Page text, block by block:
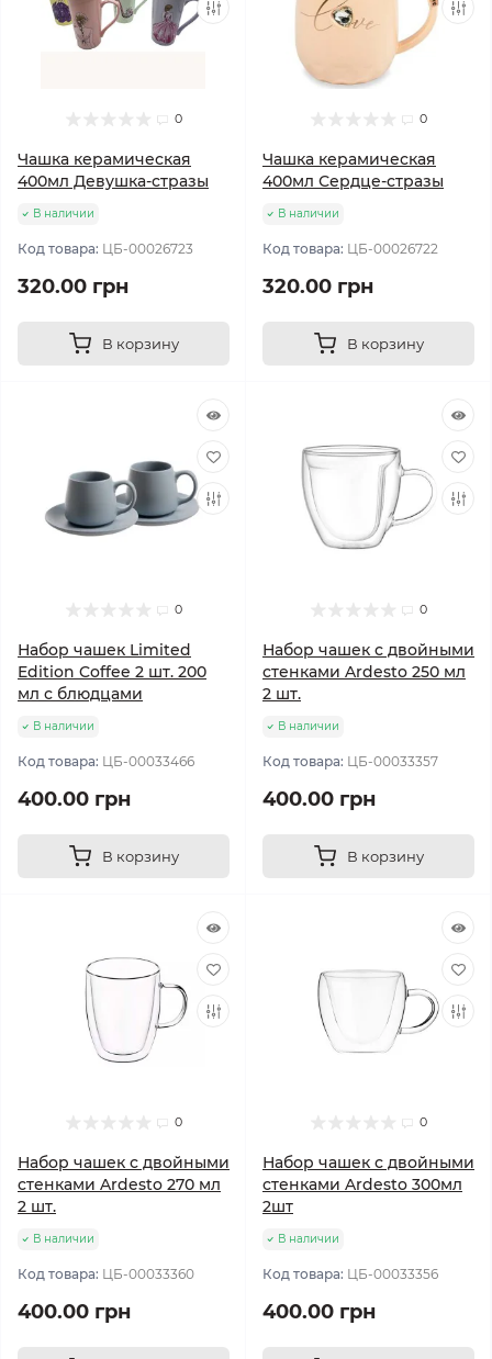
0
Чашка керамическая
400мл Девушка-стразы
В наличии
Код товара: ЦБ-00026723
320.00 грн
В корзину
0
Чашка керамическая
400мл Сердце-стразы
В наличии
Код товара: ЦБ-00026722
320.00 грн
В корзину
0
Набор чашек Limited
Edition Coffee 2 шт. 200
мл с блюдцами
В наличии
Код товара: ЦБ-00033466
400.00 грн
В корзину
0
Набор чашек с двойными
стенками Ardesto 250 мл
2 шт.
В наличии
Код товара: ЦБ-00033357
400.00 грн
В корзину
0
Набор чашек с двойными
стенками Ardesto 270 мл
2 шт.
В наличии
Код товара: ЦБ-00033360
400.00 грн
0
Набор чашек с двойными
стенками Ardesto 300мл
2шт
В наличии
Код товара: ЦБ-00033356
400.00 грн